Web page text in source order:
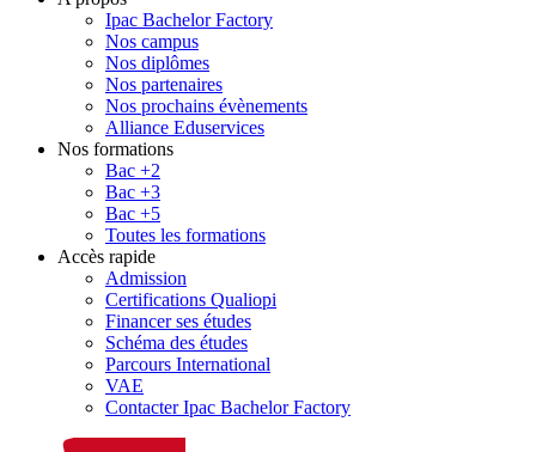
Ipac Bachelor Factory
Nos campus
Nos diplômes
Nos partenaires
Nos prochains évènements
Alliance Eduservices
Nos formations
Bac +2
Bac +3
Bac +5
Toutes les formations
Accès rapide
Admission
Certifications Qualiopi
Financer ses études
Schéma des études
Parcours International
VAE
Contacter Ipac Bachelor Factory